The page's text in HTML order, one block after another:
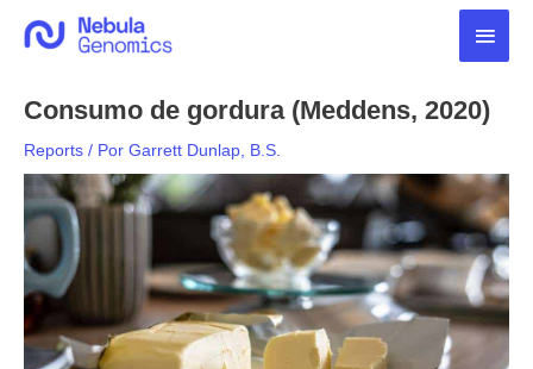
para
Consumo de gordura (Meddens, 2020)
Reports / Por Garrett Dunlap, B.S.